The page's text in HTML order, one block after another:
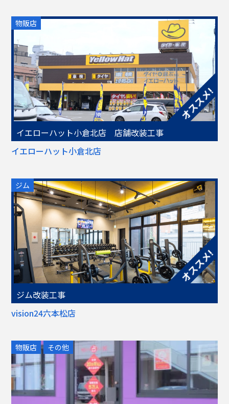
物販店
イエローハット小倉北店 店舗改装工事
イエローハット小倉北店
ジム
ジム改装工事
vision24六本松店
物販店 その他